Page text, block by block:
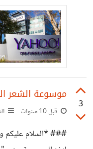
3
موسوعة الشعر
قبل 10 سنوات
### *السلام عليكم